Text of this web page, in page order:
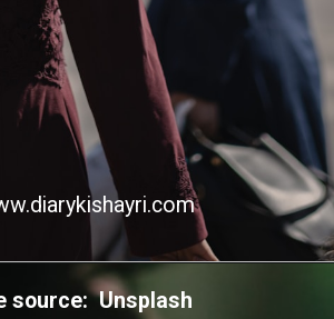
source: Unsplash